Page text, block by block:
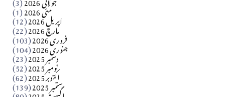
مئی 2026 (1) اپریل 2026 (12) مارچ 2026 (22) فروری 2026 (103) جنوری 2026 (104) دسمبر 2025 (23) نومبر 2025 (52) اکتوبر 2025 (62) ستمبر 2025 (139)